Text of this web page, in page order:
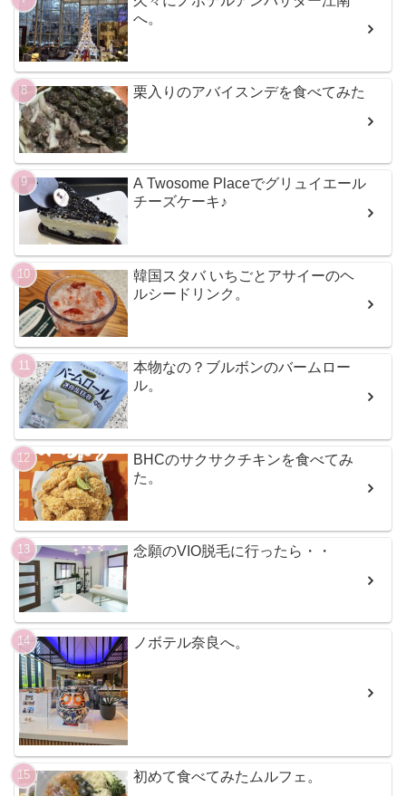
へ。
栗入りのアバイスンデを食べてみた
A Twosome Placeでグリュイエール
チーズケーキ♪
韓国スタバ いちごとアサイーのヘ
ルシードリンク。
本物なの？ブルボンのバームロー
ル。
BHCのサクサクチキンを食べてみ
た。
念願のVIO脱毛に行ったら・・
ノボテル奈良へ。
初めて食べてみたムルフェ。